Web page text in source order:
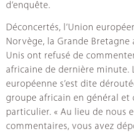
d’enquête.
Déconcertés, l’Union
Norvège, la Grande Bretagne
Unis ont refusé de
africaine de dernière minute.
européenne s’est dite
groupe africain en général et
particulier. « Au lieu de nous
commentaires, vous avez